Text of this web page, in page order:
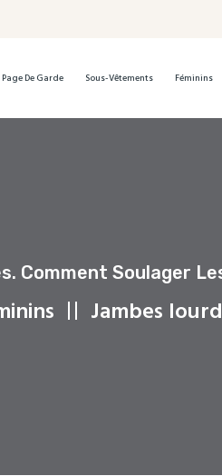
Page De Garde Sous-Vêtements Féminins
Comment Soulager
Jambes